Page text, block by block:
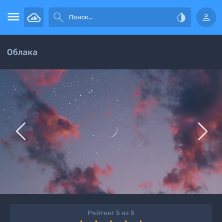
   
Облака
 
Рейтинг 5 из 5